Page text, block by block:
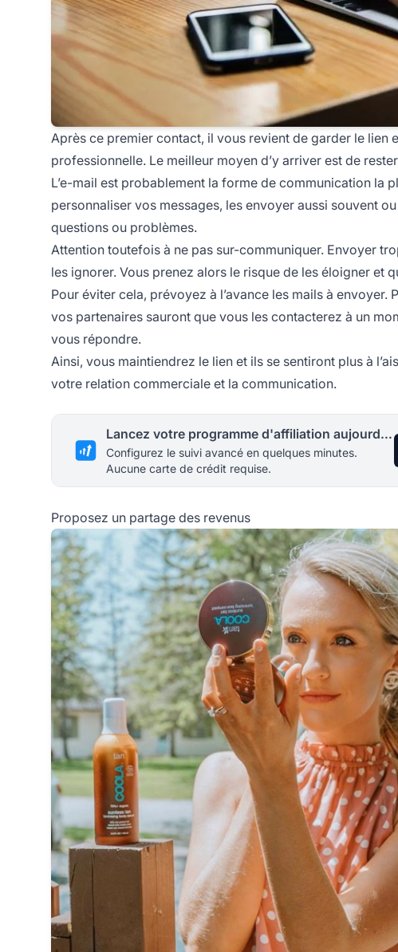
Après ce premier contact, il vous revient de garder le
professionnelle. Le meilleur moyen d’y arriver est de
L’e-mail est probablement la forme de communication la
personnaliser vos messages, les envoyer aussi souvent
questions ou problèmes.
Attention toutefois à ne pas sur-communiquer. Envoyer
les ignorer. Vous prenez alors le risque de les éloigner et
Pour éviter cela, prévoyez à l’avance les mails à
vos partenaires sauront que vous les contacterez à un
vous répondre.
Ainsi, vous maintiendrez le lien et ils se sentiront plus à
votre relation commerciale et la communication.
Lancez votre programme d'affiliation aujourd'hui
Configurez le suivi avancé en quelques minutes.
Aucune carte de crédit requise.
Proposez un partage des revenus